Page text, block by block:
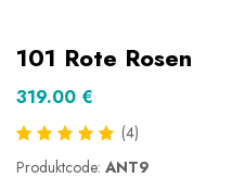
101 Rote Rosen
319.00 €
(4)
Produktcode: ANT9